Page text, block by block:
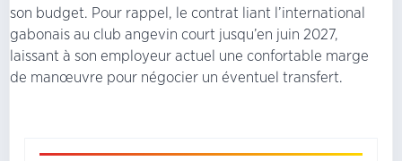
son budget. Pour rappel, le contrat liant l’international
gabonais au club angevin court jusqu’en juin 2027,
laissant à son employeur actuel une confortable marge
de manœuvre pour négocier un éventuel transfert.